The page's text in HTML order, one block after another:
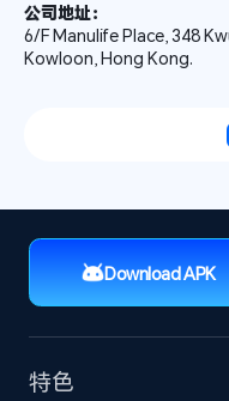
公司地址：
6/F Manulife Place, 348
Kowloon, Hong Kong.
Download APK
特色